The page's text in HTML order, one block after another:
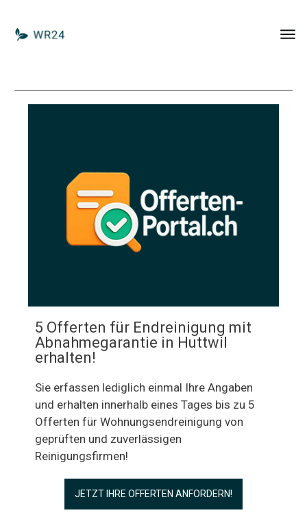
5 Offerten für Endreinigung mit
Abnahmegarantie in Huttwil
erhalten!
Sie erfassen lediglich einmal Ihre Angaben
und erhalten innerhalb eines Tages bis zu 5
Offerten für Wohnungsendreinigung von
geprüften und zuverlässigen
Reinigungsfirmen!
JETZT IHRE OFFERTEN ANFORDERN!